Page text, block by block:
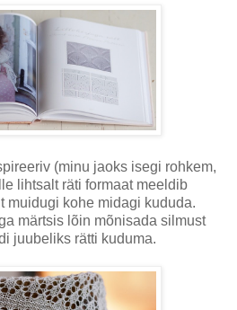
(minu jaoks isegi rohkem,
lihtsalt räti formaat meeldib
muidugi kohe midagi kududa.
märtsis lõin mõnisada silmust
juubeliks rätti kuduma.